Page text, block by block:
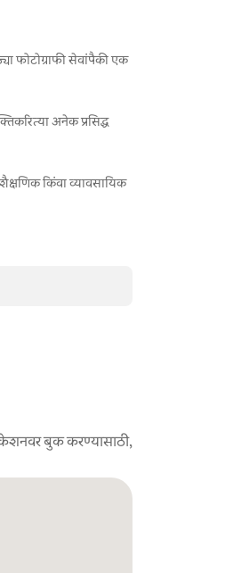
फोटोग्राफी सेवांपैकी एक
अनेक प्रसिद्ध
किंवा व्यावसायिक
बुक करण्यासाठी,